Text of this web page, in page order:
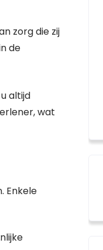
zorg die zij
de
altijd
wat
Enkele